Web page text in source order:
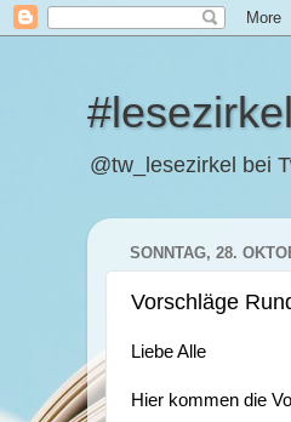
#lesezirkel
@tw_lesezirkel bei
SONNTAG, 28.
Vorschläge
Liebe Alle
Hier kommen die